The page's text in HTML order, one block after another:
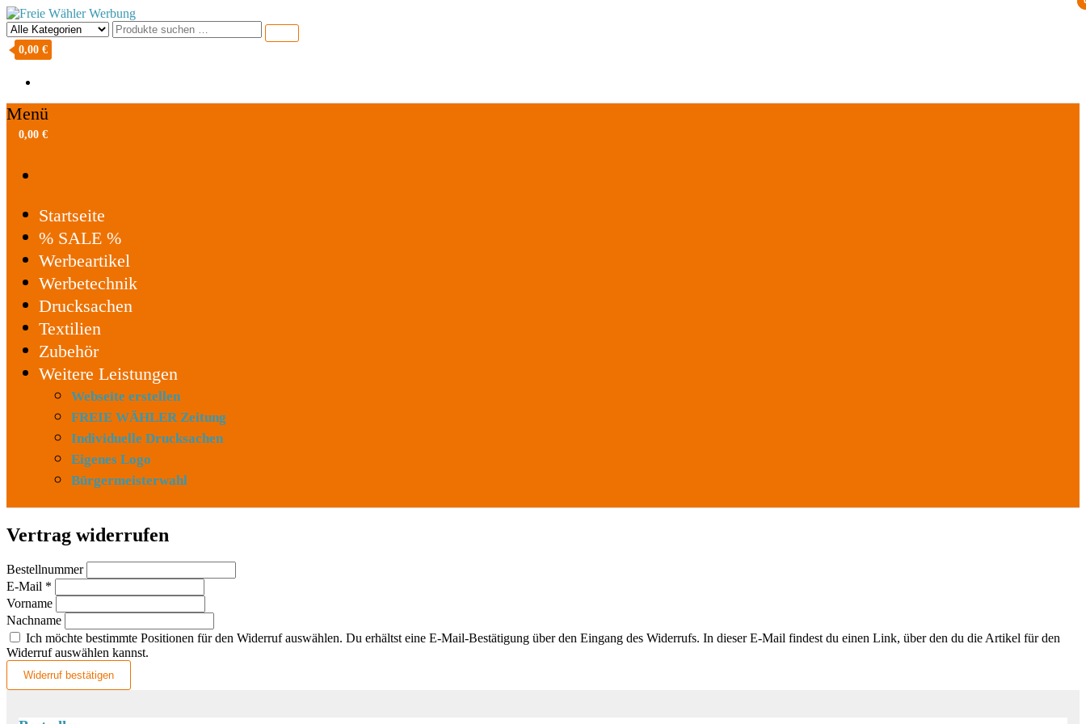
Freie Wähler Werbung
0,00 €
Menü
0,00 €
Startseite
% SALE %
Werbeartikel
Werbetechnik
Drucksachen
Textilien
Zubehör
Weitere Leistungen
Webseite erstellen
FREIE WÄHLER Zeitung
Individuelle Drucksachen
Eigenes Logo
Bürgermeisterwahl
Vertrag widerrufen
Bestellnummer
E-Mail *
Vorname
Nachname
Ich möchte bestimmte Positionen für den Widerruf auswählen. Du erhältst eine E-Mail-Bestätigung über den Eingang des Widerrufs. In dieser E-Mail findest du einen Link, über den du die Artikel für den
Widerruf auswählen kannst.
Widerruf bestätigen